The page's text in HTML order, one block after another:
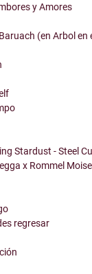
y Amores
(en Arbol en
Stardust - Steel
x Rommel
regresar